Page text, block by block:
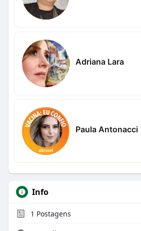
Adriana Lara
Paula Antonacci
Info
1 Postagens